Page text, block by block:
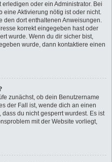
oder ein Administrator. Bei
eine Aktivierung nötig ist oder nicht.
den dort enthaltenen Anweisungen.
korrekt eingegeben hast oder
wurde. Wenn du dir sicher bist,
wurde, dann kontaktiere einen
zunächst, ob dein Benutzername
der Fall ist, wende dich an einen
du nicht gesperrt wurdest. Es ist
mit der Website vorliegt,